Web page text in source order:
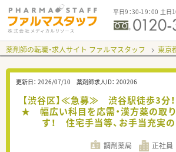
平日9：30-19：00 土日
薬剤師の転職・求人サイト ファルマスタッフ 東京
更新日： 2026/07/10 薬剤師求人ID： 200206
【渋谷区】≪急募≫ 渋谷駅徒歩3分
★ 幅広い科目を応需・漢方薬の取
す！ 住宅手当等、お手当充実
調剤薬局 正社員